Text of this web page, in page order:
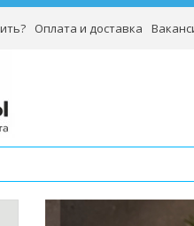
Оплата и доставка